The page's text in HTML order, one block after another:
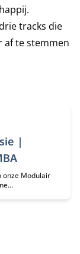
tracks die
af te stemmen
|
onze Modulair